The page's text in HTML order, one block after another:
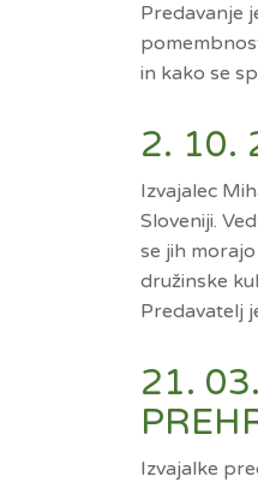
Predavanje
in kako se
2. 10.
Izvajalec
Sloveniji.
se jih
družinske
Predavatelj
21.
Izvajalke